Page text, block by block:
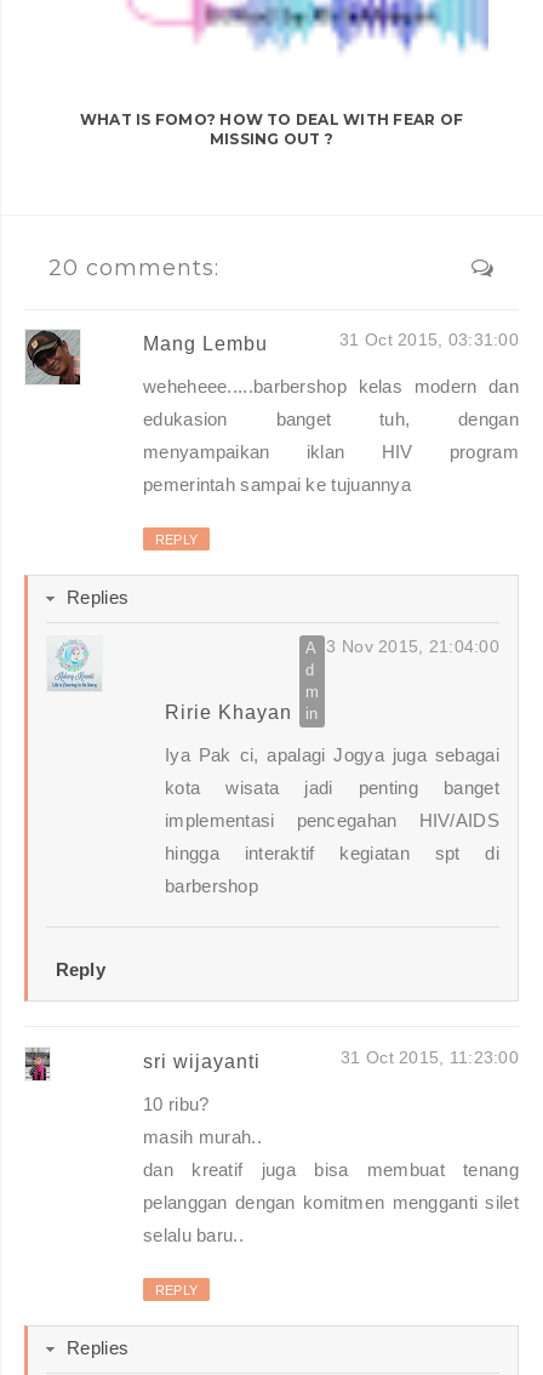
WHAT IS FOMO? HOW TO DEAL WITH FEAR OF
MISSING OUT ?
20 comments:
Mang Lembu 31 Oct 2015, 03:31:00
weheheee.....barbershop kelas modern dan
edukasion banget tuh, dengan
menyampaikan iklan HIV program
pemerintah sampai ke tujuannya
REPLY
Replies
Ririe Khayan
3 Nov 2015, 21:04:00
Iya Pak ci, apalagi Jogya juga sebagai
kota wisata jadi penting banget
implementasi pencegahan HIV/AIDS
hingga interaktif kegiatan spt di
barbershop
Reply
sri wijayanti 31 Oct 2015, 11:23:00
10 ribu?
masih murah..
dan kreatif juga bisa membuat tenang
pelanggan dengan komitmen mengganti silet
selalu baru..
REPLY
Replies